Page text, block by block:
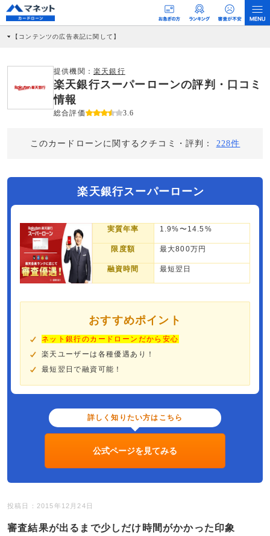
【コンテンツの広告表記に関して】
社に対して企業から紹介報酬が支払われるという収益モデルです。 ただし、特定の
商品を根拠なくPRするものではなく、当編集部の調査／ユーザーへの口コミ収集な
どに基づき、公平性を担保した情報提供を行っています。
提供機関： 楽天銀行
楽天銀行スーパーローンの評判・口コミ
情報
総合評価 3.6
このカードローンに関するクチコミ・評判： 228件
楽天銀行スーパーローン
実質年率 1.9%〜14.5%
限度額 最大800万円
融資時間 最短翌日
おすすめポイント
ネット銀行のカードローンだから安心
楽天ユーザーは各種優遇あり！
最短翌日で融資可能！
詳しく知りたい方はこちら
公式ページを見てみる
投稿日：2015年12月24日
審査結果が出るまで少しだけ時間がかかった印象